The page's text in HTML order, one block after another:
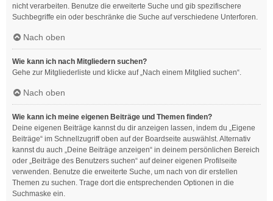
nicht verarbeiten. Benutze die erweiterte Suche und gib spezifischere
Suchbegriffe ein oder beschränke die Suche auf verschiedene Unterforen.
Nach oben
Wie kann ich nach Mitgliedern suchen?
Gehe zur Mitgliederliste und klicke auf „Nach einem Mitglied suchen“.
Nach oben
Wie kann ich meine eigenen Beiträge und Themen finden?
Deine eigenen Beiträge kannst du dir anzeigen lassen, indem du „Eigene
Beiträge“ im Schnellzugriff oben auf der Boardseite auswählst. Alternativ
kannst du auch „Deine Beiträge anzeigen“ in deinem persönlichen Bereich
oder „Beiträge des Benutzers suchen“ auf deiner eigenen Profilseite
verwenden. Benutze die erweiterte Suche, um nach von dir erstellen
Themen zu suchen. Trage dort die entsprechenden Optionen in die
Suchmaske ein.